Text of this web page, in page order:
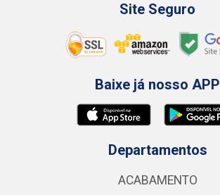
Site Seguro
Baixe já nosso APP
Departamentos
ACABAMENTO